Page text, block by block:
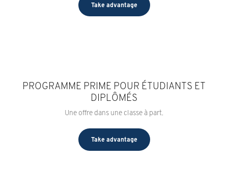
Take advantage
PROGRAMME PRIME POUR ÉTUDIANTS ET
DIPLÔMÉS
Une offre dans une classe à part.
Take advantage